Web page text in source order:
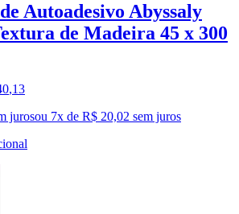
Autoadesivo Abyssaly
de Madeira 45 x 300
,13
jurosou 7x de R$ 20,02 sem juros